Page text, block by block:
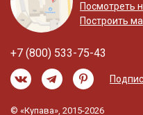
Посмотреть
Построить
+7 (800) 533-75-43
© «Купава», 2015-2026